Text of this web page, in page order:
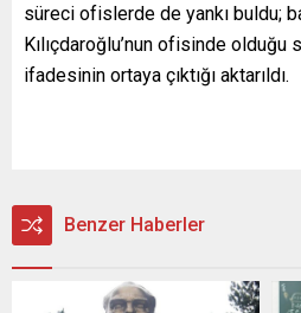
süreci ofislerde de yankı buldu;
Kılıçdaroğlu’nun ofisinde olduğu
ifadesinin ortaya çıktığı aktarıldı.
Benzer Haberler